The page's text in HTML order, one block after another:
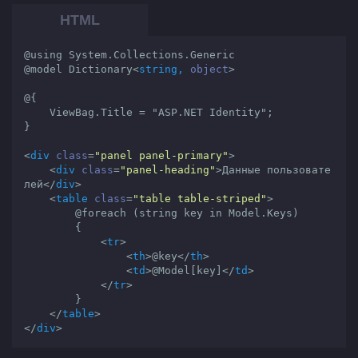
@using System.Collections.Generic
@model Dictionary<string, object>
@{
}
<div class="panel panel-primary">
<div class="panel-heading">Данные пользовате
лей</div>
<table class="table table-striped">
<tr>
<th>@key</th>
<td>@Model[key] </td>
</tr>
</table>
</div>